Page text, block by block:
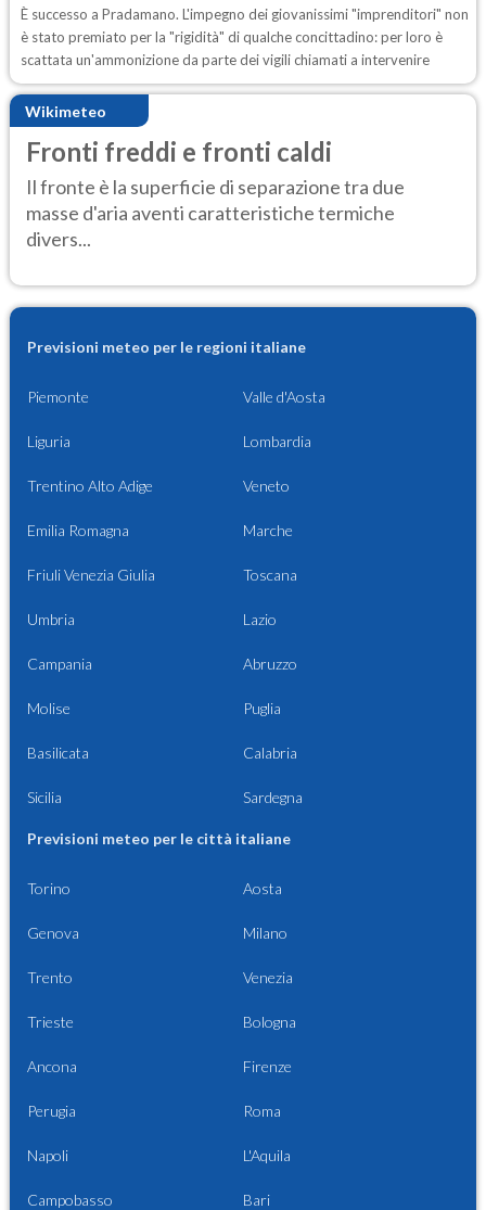
È successo a Pradamano. L'impegno dei giovanissimi "imprenditori" non
è stato premiato per la "rigidità" di qualche concittadino: per loro è
scattata un'ammonizione da parte dei vigili chiamati a intervenire
Wikimeteo
Fronti freddi e fronti caldi
Il fronte è la superficie di separazione tra due
masse d'aria aventi caratteristiche termiche
divers...
Previsioni meteo per le regioni italiane
Piemonte Valle d'Aosta
Liguria Lombardia
Trentino Alto Adige Veneto
Emilia Romagna Marche
Friuli Venezia Giulia Toscana
Umbria Lazio
Campania Abruzzo
Molise Puglia
Basilicata Calabria
Sicilia Sardegna
Previsioni meteo per le città italiane
Torino Aosta
Genova Milano
Trento Venezia
Trieste Bologna
Ancona Firenze
Perugia Roma
Napoli L'Aquila
Campobasso Bari